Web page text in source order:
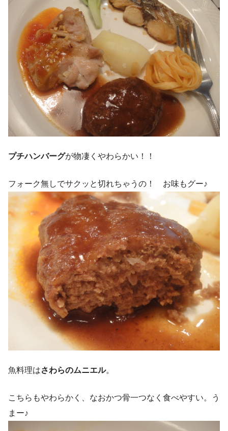
プチハンバーグが物凄くやわらかい！！
フォーク無しでサクッと切れちゃうの！ お味もグー♪
魚料理はさわらのムニエル。
こちらもやわらかく、なおかつ骨一つなく食べやすい。う
まー♪